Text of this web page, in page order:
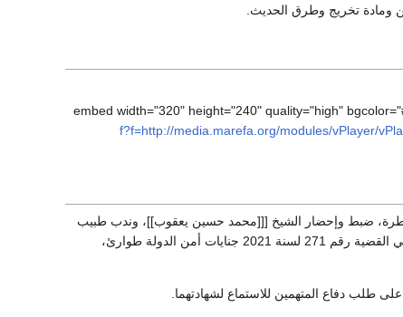
ومادة تخريج وطرق الحديث.
f?f=http://media.marefa.org/modules/vPlayer/
طرة، ضبط وإحضار الشيخ [[[محمد حسين يعقوب]]، وندب طبيب
شرعي للكشف على الشيخ محمد حسان، خلال جلسة محاكمة 12 متهمًا من عناصر داعش الإرهابية، في القضية رقم 271 لسنة 2021 جنايات أمن الدولة طوارئ،
دفاع المتهمين للاستماع لشهادتهما.